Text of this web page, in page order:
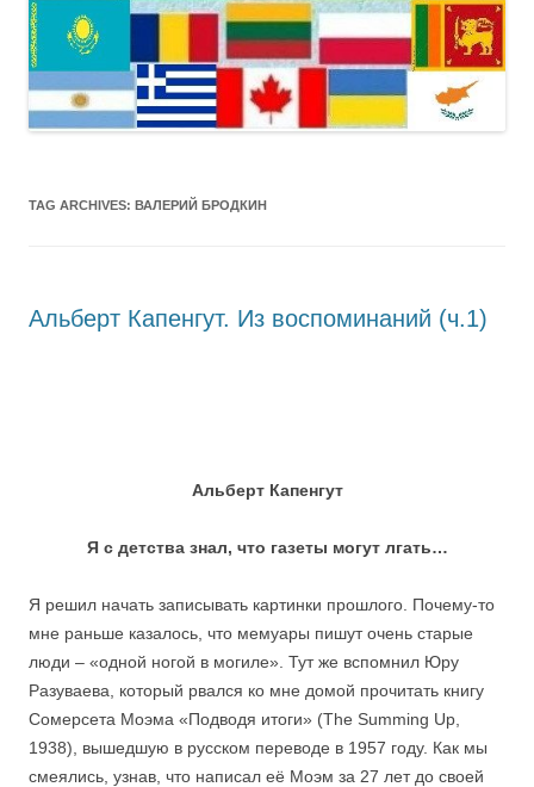
TAG ARCHIVES: ВАЛЕРИЙ БРОДКИН
Альберт Капенгут. Из воспоминаний (ч.1)
Альберт Капенгут
Я с детства знал, что газеты могут лгать…
Я решил начать записывать картинки прошлого. Почему-то
мне раньше казалось, что мемуары пишут очень старые
люди – «одной ногой в могиле». Тут же вспомнил Юру
Разуваева, который рвался ко мне домой прочитать книгу
Сомерсета Моэма «Подводя итоги» (The Summing Up,
1938), вышедшую в русском переводе в 1957 году. Как мы
смеялись, узнав, что написал её Моэм за 27 лет до своей